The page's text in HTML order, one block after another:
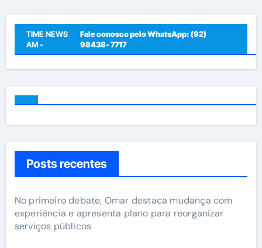
TIME NEWS
AM -
Fale conosco pelo WhatsApp: (92)
98438- 7717
Posts recentes
No primeiro debate, Omar destaca mudança com
experiência e apresenta plano para reorganizar
serviços públicos